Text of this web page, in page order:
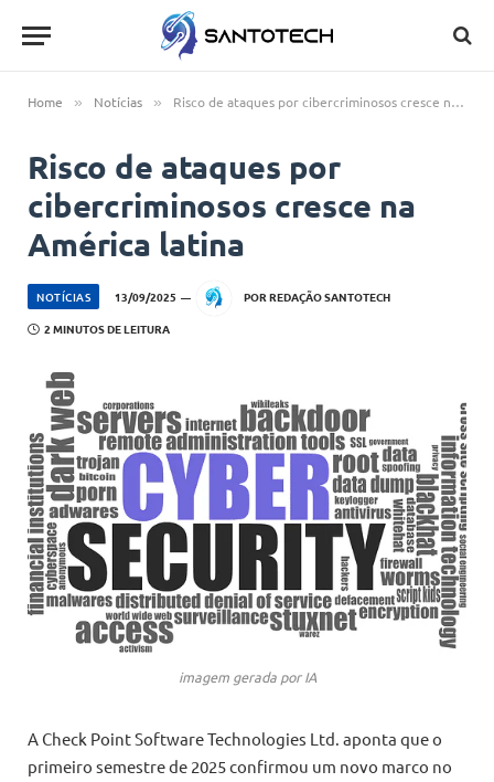
Home » Notícias » Risco de ataques por cibercriminosos cresce na América latina
Risco de ataques por
cibercriminosos cresce na
América latina
NOTÍCIAS 13/09/2025 POR REDAÇÃO SANTOTECH
2 MINUTOS DE LEITURA
imagem gerada por IA
A Check Point Software Technologies Ltd. aponta que o
primeiro semestre de 2025 confirmou um novo marco no